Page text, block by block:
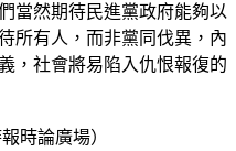
當然期待民進黨政府能夠以
所有人，而非黨同伐異，內
，社會將易陷入仇恨報復的
時論廣場）